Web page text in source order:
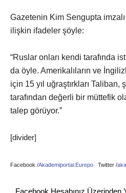
Gazetenin Kim Sengupta
ilişkin ifadeler şöyle:
“Ruslar onları kendi tarafında
da öyle. Amerikalıların ve
için 15 yıl uğraştırkları Taliban,
tarafından değerli bir müttefik
talep görüyor.”
[divider]
Facebook /Akademiportal.Eurepo Twitter /